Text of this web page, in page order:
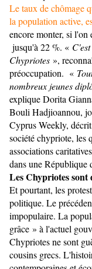
Le taux de chômage
la population active,
encore monter, si l'on
jusqu'à 22 %. «
Chypriotes »,
préoccupation. «
nombreux jeunes
explique Dorita
Bouli Hadjioannou,
Cyprus Weekly,
société chypriote, les
associations
dans une République
Les Chypriotes sont
Et pourtant, les
politique. Le
impopulaire. La
grâce » à l'actuel
Chypriotes ne sont
cousins grecs.